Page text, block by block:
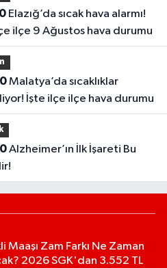
Elazığ’da sıcak hava alarmı!
ilçe 9 Ağustos hava durumu
Malatya’da sıcaklıklar
İşte ilçe ilçe hava durumu
Alzheimer’ın İlk İşareti Bu
Maaşı Zam Farkı Ne Zaman
2026 SGK'dan 3.552 TL